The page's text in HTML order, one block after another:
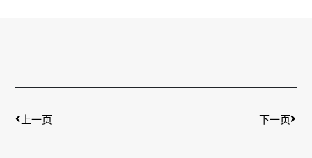
上一页 下一页